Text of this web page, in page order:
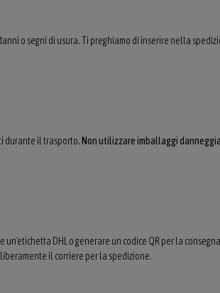
o segni di usura. Ti preghiamo di inserire nella
durante il trasporto. Non utilizzare imballaggi
DHL o generare un codice QR per la
il corriere per la spedizione.